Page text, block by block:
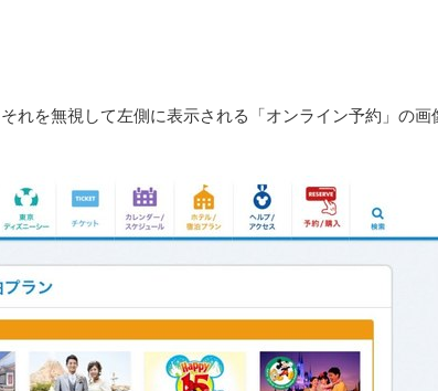
れを無視して左側に表示される「オンライン予約」の画